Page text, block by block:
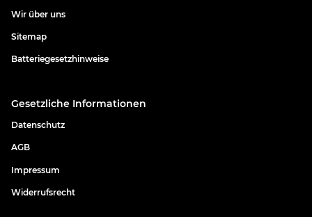
Wir über uns
Sitemap
Batteriegesetzhinweise
Gesetzliche Informationen
Datenschutz
AGB
Impressum
Widerrufsrecht